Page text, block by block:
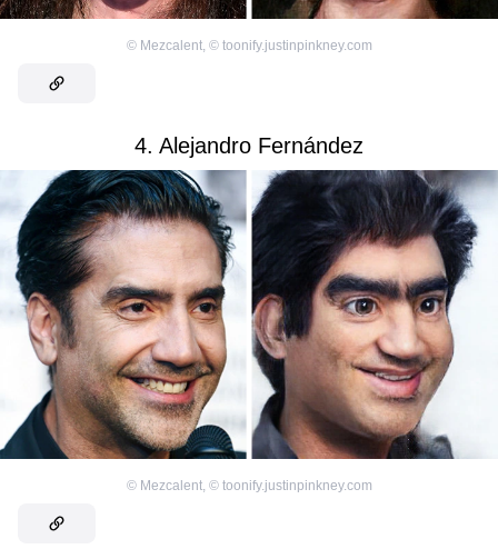
© Mezcalent, © toonify.justinpinkney.com
4. Alejandro Fernández
© Mezcalent, © toonify.justinpinkney.com